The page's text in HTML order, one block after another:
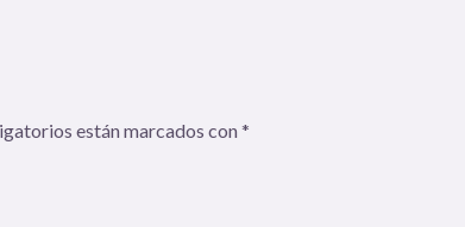
están marcados con *